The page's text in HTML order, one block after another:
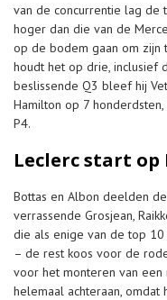
van de concurrentie lag de
hoger dan die van de
op de bodem gaan om
houdt het op drie, inclusief
beslissende Q3 bleef hij
Hamilton op 7
P4.
Leclerc start op
Bottas en Albon deelden
verrassende Grosjean,
die als enige van de top
– de rest koos voor de
voor het monteren van een
helemaal achteraan,